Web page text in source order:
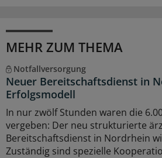
MEHR ZUM THEMA
Notfallversorgung
Neuer Bereitschaftsdienst in
Erfolgsmodell
In nur zwölf Stunden waren die
vergeben: Der neu strukturierte
Bereitschaftsdienst in Nordrhein
Zuständig sind spezielle